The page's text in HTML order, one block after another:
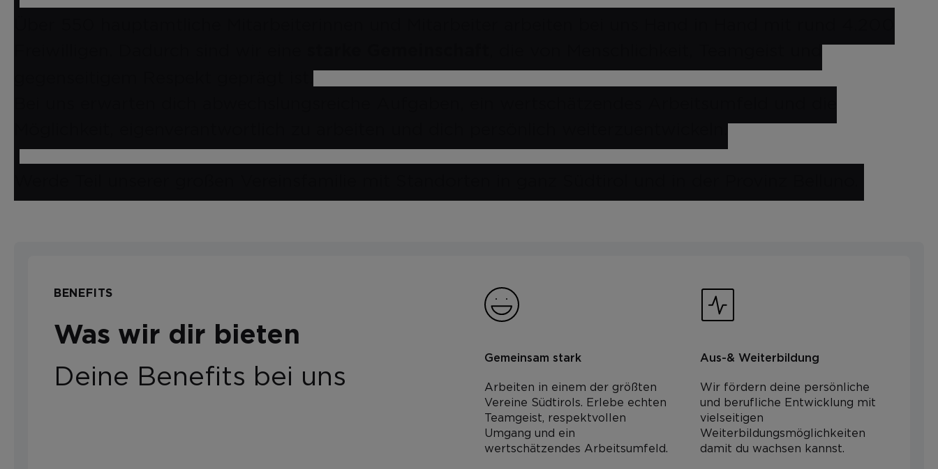
BENEFITS
Was wir dir bieten
Deine Benefits bei uns
Gemeinsam stark
Arbeiten in einem der größten
Vereine Südtirols. Erlebe echten
Teamgeist, respektvollen
Umgang und ein
wertschätzendes Arbeitsumfeld.
Aus-& Weiterbildung
Wir fördern deine persönliche
und berufliche Entwicklung mit
vielseitigen
Weiterbildungsmöglichkeiten
damit du wachsen kannst.